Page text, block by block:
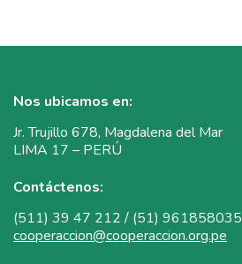
Nos ubicamos en:
Jr. Trujillo 678, Magdalena del Mar
LIMA 17 – PERÚ
Contáctenos:
(511) 39 47 212 / (51) 961858035
cooperaccion@cooperaccion.org.pe